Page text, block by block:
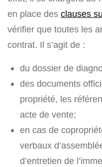
en place des clauses
vérifier que toutes les
contrat. Il s’agit de :
du dossier de
des documents
propriété, les
acte de vente;
en cas de
verbaux
d’entretien de